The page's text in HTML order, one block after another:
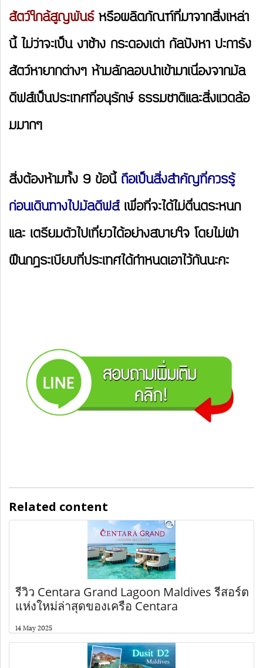
สัตว์ใกล้สูญพันธ์หรือผลิตภัณฑ์ที่มาจากสิ่งเหล่า
นี้ ไม่ว่าจะเป็น งาช้าง กระดองเต่า กัลปังหา ปะการัง
สัตว์หายากต่างๆ ห้ามลักลอบนำเข้ามาเนื่องจากมัล
ดีฟส์เป็นประเทศที่อนุรักษ์ ธรรมชาติและสิ่งแวดล้อ
มมากๆ
สิ่งต้องห้ามทั้ง 9 ข้อนี้ ถือเป็นสิ่งสำคัญที่ควรรู้
ก่อนเดินทางไปมัลดีฟส์เพื่อที่จะได้ไม่ตื่นตระหนก
และ เตรียมตัวไปเที่ยวได้อย่างสบายใจ โดยไม่ฝ่า
ฝืนกฏระเบียบที่ประเทศได้กำหนดเอาไว้กันนะคะ
Related content
รีวิว Centara Grand Lagoon Maldives รีสอร์ต
แห่งใหม่ล่าสุดของเครือ Centara
14 May 2025